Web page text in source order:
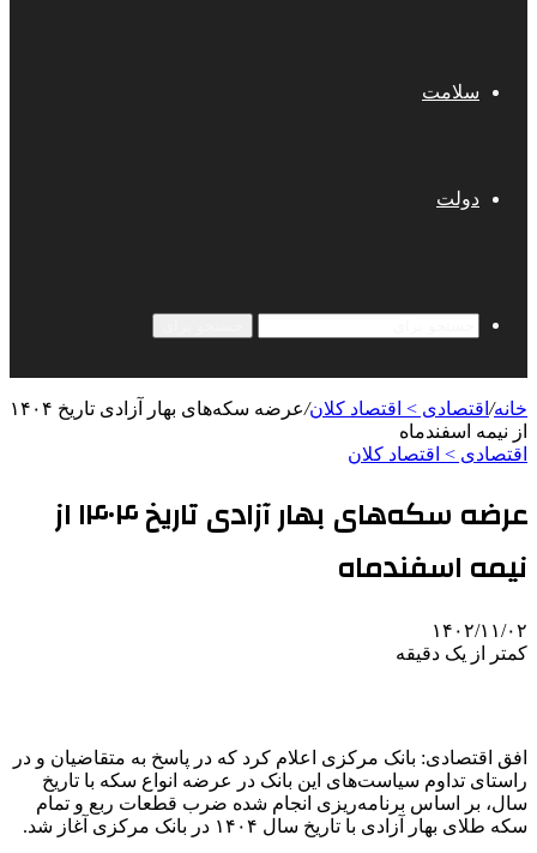
سلامت
دولت
خانه/ اقتصادی > اقتصاد کلان/
عرضه سکه‌های بهار آزادی تاریخ ۱۴۰۴
از نیمه اسفندماه
اقتصادی > اقتصاد کلان
عرضه سکه‌های بهار آزادی تاریخ ۱۴۰۴ از
نیمه اسفندماه
۱۴۰۲/۱۱/۰۲
کمتر از یک دقیقه
افق اقتصادی: بانک مرکزی اعلام کرد که در پاسخ به متقاضیان و در
راستای تداوم سیاست‌های این بانک در عرضه انواع سکه با تاریخ
سال، بر اساس برنامه‌ریزی انجام شده ضرب قطعات ربع و تمام
سکه طلای بهار آزادی با تاریخ سال ۱۴۰۴ در بانک مرکزی آغاز شد.